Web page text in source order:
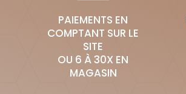
PAIEMENTS EN
COMPTANT SUR LE
SITE
OU 6 À 30X EN
MAGASIN